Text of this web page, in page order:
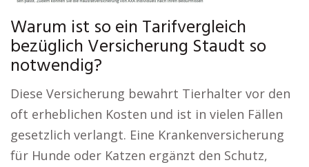
Warum ist so ein Tarifvergleich
bezüglich Versicherung Staudt so
notwendig?
Diese Versicherung bewahrt Tierhalter vor den
oft erheblichen Kosten und ist in vielen Fällen
gesetzlich verlangt. Eine Krankenversicherung
für Hunde oder Katzen ergänzt den Schutz,